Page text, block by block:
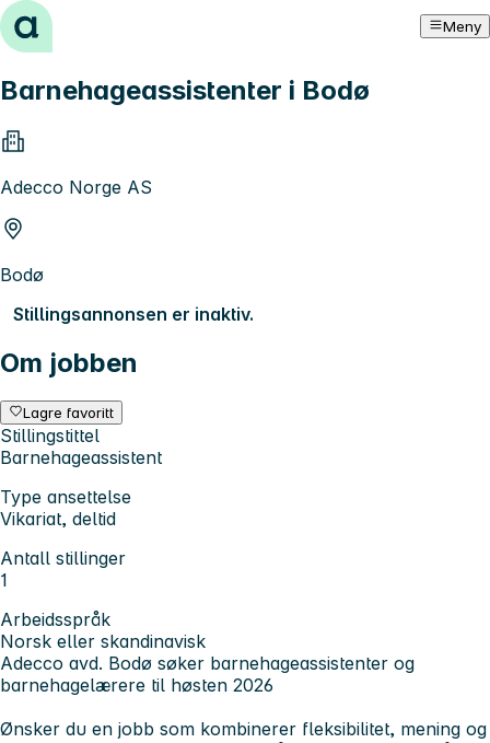
Hopp til innhold Meny
Barnehageassistenter i Bodø
Adecco Norge AS
Bodø
Stillingsannonsen er inaktiv.
Om jobben
Lagre favoritt
Stillingstittel
Barnehageassistent
Type ansettelse
Vikariat, deltid
Antall stillinger
1
Arbeidsspråk
Norsk eller skandinavisk
Adecco avd. Bodø søker barnehageassistenter og
barnehagelærere til høsten 2026
Ønsker du en jobb som kombinerer fleksibilitet, mening og